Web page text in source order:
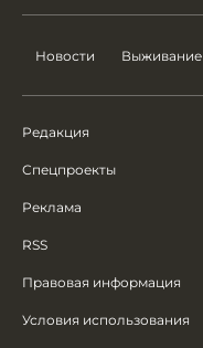
Новости Выживание
Редакция
Спецпроекты
Реклама
RSS
Правовая информация
Условия использования